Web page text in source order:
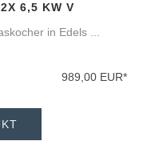
6,5 KW V
in Edels ...
989,00 EUR*